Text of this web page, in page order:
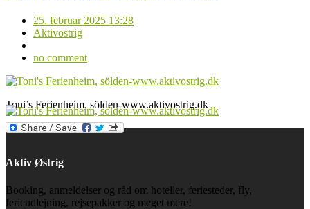
25. februar 2025 13:28
Aktivostrig
no comment
Toni’s Ferienheim, sölden-www.aktivostrig.dk
Aktiv Østrig
Booking, anmeldelser og råd om hoteller, feriesteder, fly,
ferieudlejning, rejsepakker og meget mere!